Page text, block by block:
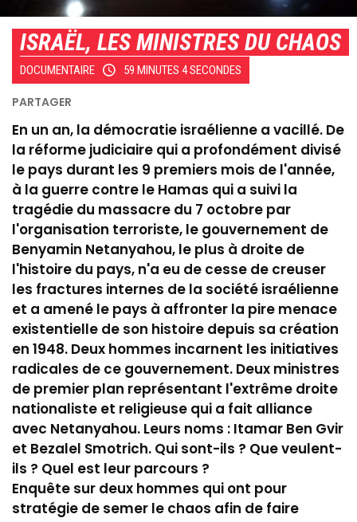
ISRAËL, LES MINISTRES DU CHAOS
DOCUMENTAIRE 59 MINUTES 4 SECONDES
En un an, la démocratie israélienne a vacillé. De
la réforme judiciaire qui a profondément divisé
le pays durant les 9 premiers mois de l'année,
à la guerre contre le Hamas qui a suivi la
tragédie du massacre du 7 octobre par
l'organisation terroriste, le gouvernement de
Benyamin Netanyahou, le plus à droite de
l'histoire du pays, n'a eu de cesse de creuser
les fractures internes de la société israélienne
et a amené le pays à affronter la pire menace
existentielle de son histoire depuis sa création
en 1948. Deux hommes incarnent les initiatives
radicales de ce gouvernement. Deux ministres
de premier plan représentant l'extrême droite
nationaliste et religieuse qui a fait alliance
avec Netanyahou. Leurs noms : Itamar Ben Gvir
et Bezalel Smotrich. Qui sont-ils ? Que veulent-
ils ? Quel est leur parcours ?
Enquête sur deux hommes qui ont pour
stratégie de semer le chaos afin de faire